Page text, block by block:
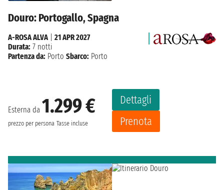
Douro: Portogallo, Spagna
Esterna da 1.299 €
prezzo per persona Tasse incluse
Dettagli
Prenota
A-ROSA ALVA| 21 APR 2027
Durata: 7 notti
Partenza da: Porto Sbarco: Porto